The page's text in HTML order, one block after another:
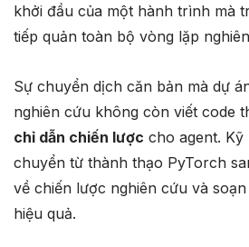
khởi đầu của một hành trình mà
tiếp quản toàn bộ vòng lặp
Sự chuyển dịch căn bản mà dự
nghiên cứu không còn viết code
chỉ dẫn chiến lược cho agent.
chuyển từ thành thạo PyTorch
về chiến lược nghiên cứu và
hiệu quả.